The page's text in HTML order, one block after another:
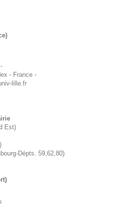
- France -
lille.fr
Est)
Dépts. 59,62,80)